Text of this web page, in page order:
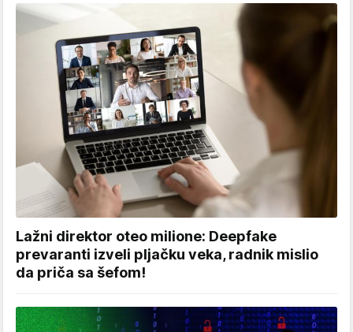
Lažni direktor oteo milione: Deepfake
prevaranti izveli pljačku veka, radnik mislio
da priča sa šefom!